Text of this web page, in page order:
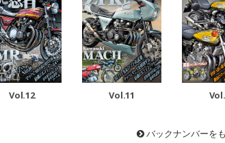
Vol.12 Vol.11
バックナンバーを